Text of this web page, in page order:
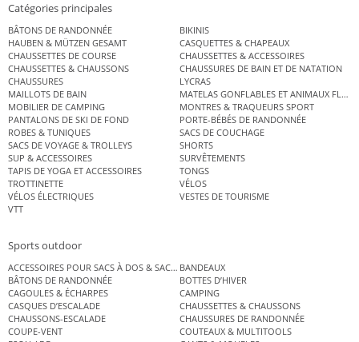
Catégories principales
BÂTONS DE RANDONNÉE
BIKINIS
HAUBEN & MÜTZEN GESAMT
CASQUETTES & CHAPEAUX
CHAUSSETTES DE COURSE
CHAUSSETTES & ACCESSOIRES
CHAUSSETTES & CHAUSSONS
CHAUSSURES DE BAIN ET DE NATATION
CHAUSSURES
LYCRAS
MAILLOTS DE BAIN
MATELAS GONFLABLES ET ANIMAUX
MOBILIER DE CAMPING
MONTRES & TRAQUEURS SPORT
PANTALONS DE SKI DE FOND
PORTE-BÉBÉS DE RANDONNÉE
ROBES & TUNIQUES
SACS DE COUCHAGE
SACS DE VOYAGE & TROLLEYS
SHORTS
SUP & ACCESSOIRES
SURVÊTEMENTS
TAPIS DE YOGA ET ACCESSOIRES
TONGS
TROTTINETTE
VÉLOS
VÉLOS ÉLECTRIQUES
VESTES DE TOURISME
VTT
Sports outdoor
ACCESSOIRES POUR SACS À DOS & SACS ÉTANCHES
BANDEAUX
BÂTONS DE RANDONNÉE
BOTTES D’HIVER
CAGOULES & ÉCHARPES
CAMPING
CASQUES D’ESCALADE
CHAUSSETTES & CHAUSSONS
CHAUSSONS-ESCALADE
CHAUSSURES DE RANDONNÉE
COUPE-VENT
COUTEAUX & MULTITOOLS